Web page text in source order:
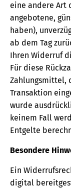
eine andere Art
angebotene,
haben),
ab dem Tag
Ihren Widerruf
Für diese
Zahlungsmittel,
Transaktion
wurde
keinem Fall
Entgelte
Besondere
Ein
digital